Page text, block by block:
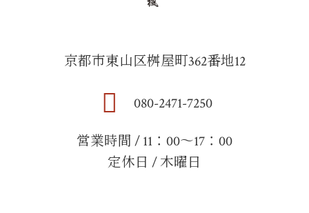
京都市東山区桝屋町362番地12
080-2471-7250
営業時間 / 11：00～17：00
定休日 / 木曜日